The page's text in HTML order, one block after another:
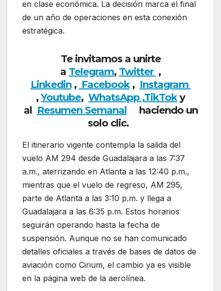
en clase económica. La decisión marca el final
de un año de operaciones en esta conexión
estratégica.
Te invitamos a unirte
a Telegram, Twitter ,
Linkedin, Facebook, Instagram
,Youtube, WhatsApp ,TikToky
al Resumen Semanalhaciendo un
solo clic.
El itinerario vigente contempla la salida del
vuelo AM 294 desde Guadalajara a las 7:37
a.m., aterrizando en Atlanta a las 12:40 p.m.,
mientras que el vuelo de regreso, AM 295,
parte de Atlanta a las 3:10 p.m. y llega a
Guadalajara a las 6:35 p.m. Estos horarios
seguirán operando hasta la fecha de
suspensión. Aunque no se han comunicado
detalles oficiales a través de bases de datos de
aviación como Cirium, el cambio ya es visible
en la página web de la aerolínea.